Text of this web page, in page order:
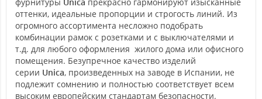
оттенки, идеальные пропорции и строгость линий. Из
огромного ассортимента несложно подобрать
комбинации рамок с розетками и с выключателями и
т.д. для любого оформления жилого дома или офисного
помещения. Безупречное качество изделий
серии Unica, произведенных на заводе в Испании, не
подлежит сомнению и полностью соответствует всем
высоким европейским стандартам безопасности.